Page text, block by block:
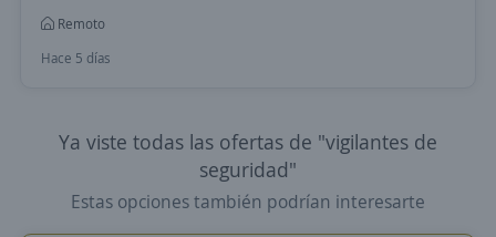
Remoto
Hace 5 días
Ya viste todas las ofertas de "vigilantes de
seguridad"
Estas opciones también podrían interesarte